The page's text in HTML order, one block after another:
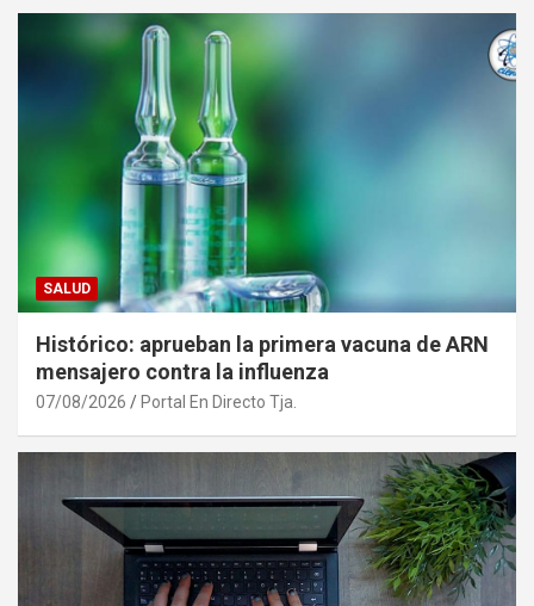
SALUD
Histórico: aprueban la primera vacuna de ARN
mensajero contra la influenza
07/08/2026 Portal En Directo Tja.